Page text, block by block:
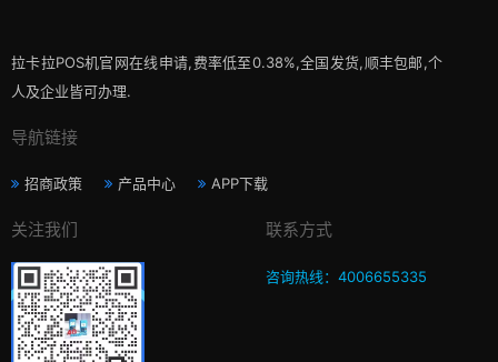
拉卡拉POS机官网在线申请,费率低至0.38%,全国发货,顺丰包邮,个
人及企业皆可办理.
导航链接
招商政策 产品中心 APP下载
关注我们 联系方式
咨询热线：4006655335